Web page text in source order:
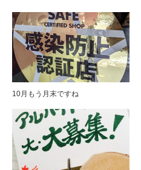
10月もう月末ですね